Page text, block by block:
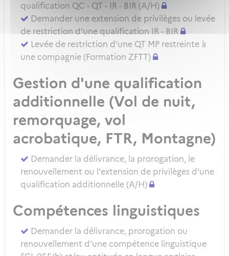
qualification QC - QT - IR - BIR (A/H)
Demander une extension de privilèges ou levée
de restriction d'une qualification IR - BIR
Levée de restriction d'une QT MP restreinte à
une compagnie (Formation ZFTT)
Gestion d'une qualification
additionnelle (Vol de nuit,
remorquage, vol
acrobatique, FTR, Montagne)
Demander la délivrance, la prorogation, le
renouvellement ou l'extension de privilèges d'une
qualification additionnelle (A/H)
Compétences linguistiques
Demander la délivrance, prorogation ou
renouvellement d’une compétence linguistique